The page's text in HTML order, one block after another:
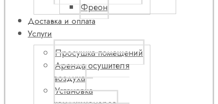
Фреон
Доставка и оплата
Услуги
Просушка помещений
Аренда осушителя
воздуха
Установка